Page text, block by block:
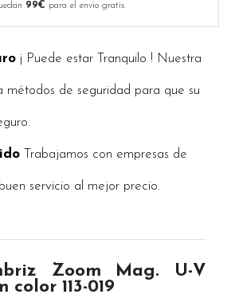
99€ para el envío gratis
¡ Puede estar Tranquilo ! Nuestra
métodos de seguridad para que su
Trabajamos con empresas de
servicio al mejor precio.
Zoom Mag. U-V
color 113-019